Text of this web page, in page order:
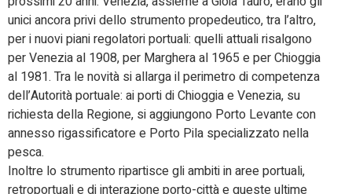
unici ancora privi dello strumento propedeutico, tra l’altro,
per i nuovi piani regolatori portuali: quelli attuali risalgono
per Venezia al 1908, per Marghera al 1965 e per Chioggia
al 1981. Tra le novità si allarga il perimetro di competenza
dell’Autorità portuale: ai porti di Chioggia e Venezia, su
richiesta della Regione, si aggiungono Porto Levante con
annesso rigassificatore e Porto Pila specializzato nella
pesca.
Inoltre lo strumento ripartisce gli ambiti in aree portuali,